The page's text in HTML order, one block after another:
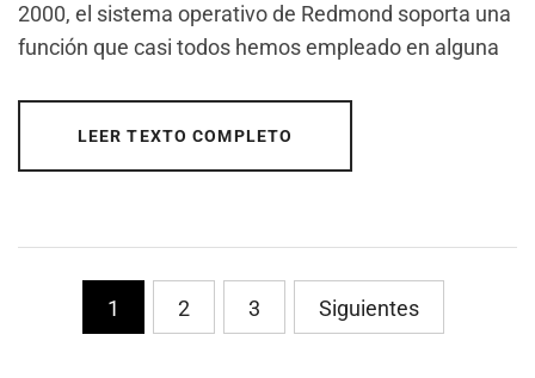
2000, el sistema operativo de Redmond soporta una
función que casi todos hemos empleado en alguna
LEER TEXTO COMPLETO
PaginaciÃ³n
1 2 3 Siguientes